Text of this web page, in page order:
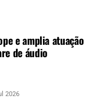
ou 2
e amplia atuação
de áudio
2026